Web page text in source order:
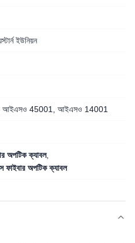
ইউনিয়ন
45001, আইএসও 14001
অপটিক ক্যাবল,
ফাইবার অপটিক ক্যাবল